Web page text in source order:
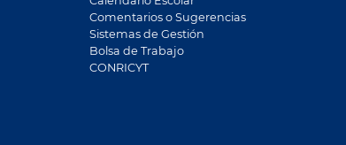
Comentarios o Sugerencias
Sistemas de Gestión
Bolsa de Trabajo
CONRICYT